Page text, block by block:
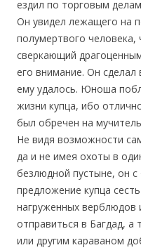
ездил по торговым
Он увидел лежащего на
полумертвого
сверкающий
его внимание. Он
ему удалось. Юноша
жизни купца, ибо
был обречен на
Не видя возможности
да и не имея охоты в
безлюдной пустыне, он
предложение купца
нагруженных верблюдов
отправиться в Багдад,
или другим караваном